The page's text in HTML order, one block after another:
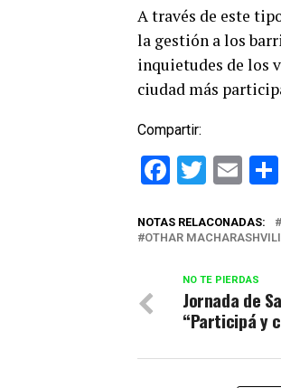
A través de este
la gestión a los
inquietudes de los
ciudad más
Compartir:
Facebook
Twitter
NOTAS RELACONADAS:
OTHAR MACHARASHVILI
NO TE PIERDAS
Jornada de
“Participá y